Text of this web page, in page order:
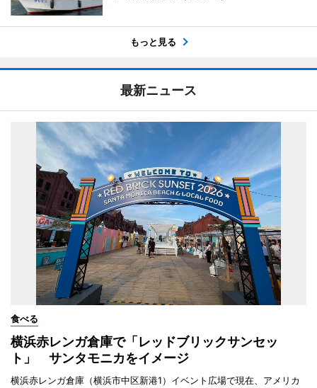
もっと見る
最新ニュース
食べる
横浜赤レンガ倉庫で「レッドブリックサンセッ
ト」 サンタモニカをイメージ
横浜赤レンガ倉庫（横浜市中区新港1）イベント広場で現在、アメリカ